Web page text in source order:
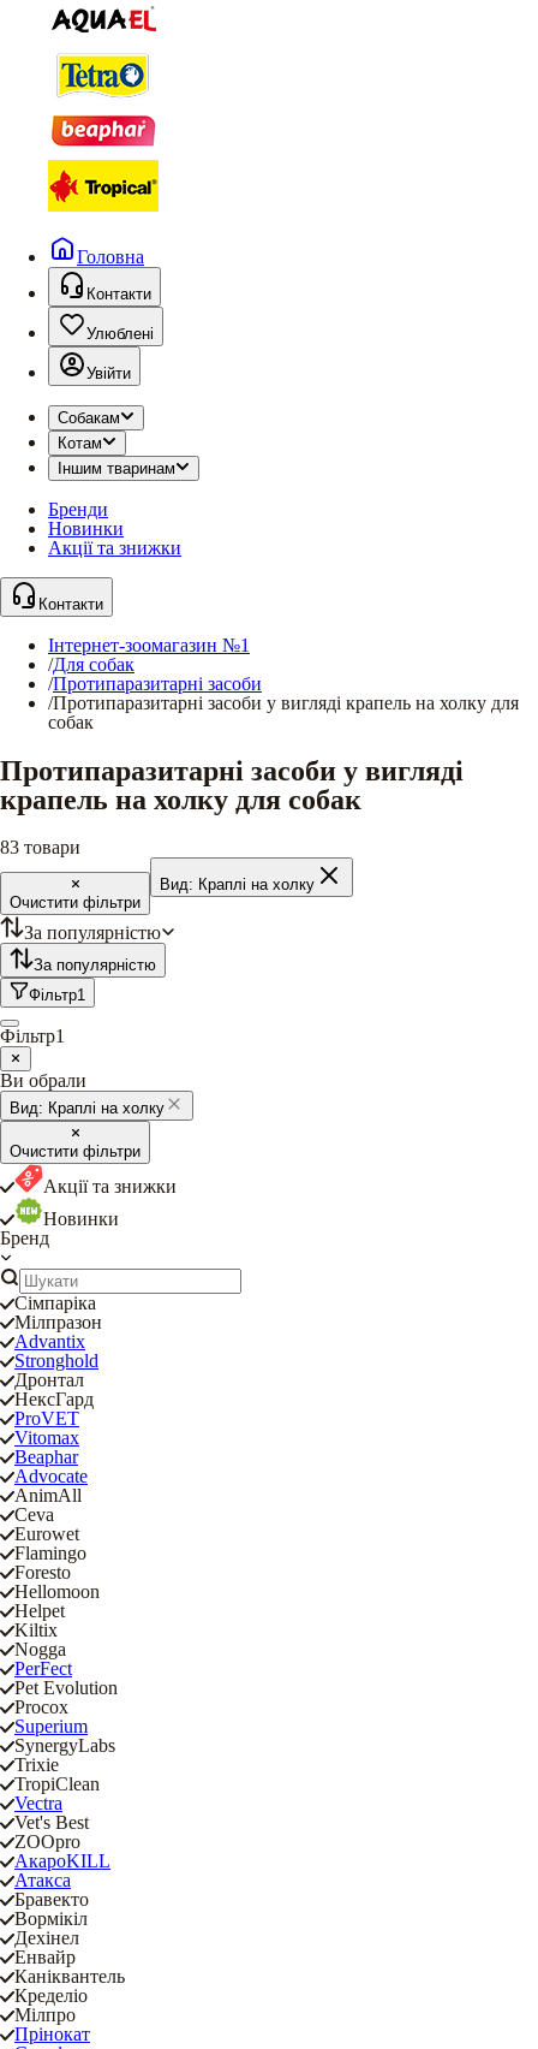
Головна
Контакти
Улюблені
Увійти
Собакам
Котам
Іншим тваринам
Бренди
Новинки
Акції та знижки
Контакти
Інтернет-зоомагазин №1
/Для собак
/Протипаразитарні засоби
/Протипаразитарні засоби у вигляді крапель на холку для
собак
Протипаразитарні засоби у вигляді
крапель на холку для собак
83 товари
Очистити фільтри
Вид: Краплі на холку
За популярністю
За популярністю
Фільтр1
Фільтр1
Ви обрали
Вид: Краплі на холку
Очистити фільтри
Акції та знижки
Новинки
Бренд
Сімпаріка
Мілпразон
Advantix
Stronghold
Дронтал
НексГард
ProVET
Vitomax
Beaphar
Advocate
AnimAll
Ceva
Eurowet
Flamingo
Foresto
Hellomoon
Helpet
Kiltix
Nogga
PerFect
Pet Evolution
Procox
Superium
SynergyLabs
Trixie
TropiClean
Vectra
Vet's Best
ZOOpro
АкароKILL
Атакса
Бравекто
Вормікіл
Дехінел
Енвайр
Каніквантель
Кределіо
Мілпро
Прінокат